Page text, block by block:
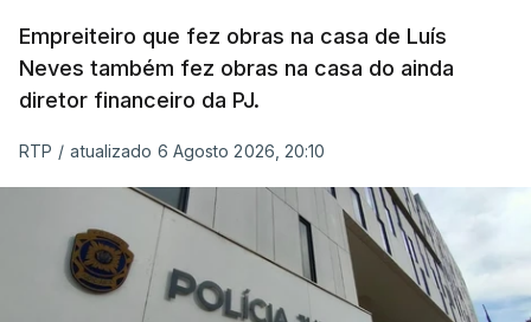
Empreiteiro que fez obras na casa de Luís
Neves também fez obras na casa do ainda
diretor financeiro da PJ.
RTP / atualizado 6 Agosto 2026, 20:10